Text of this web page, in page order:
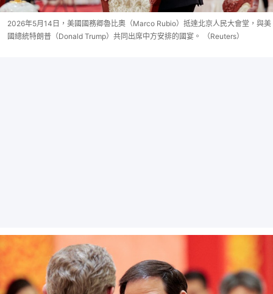
2026年5月14日，美國國務卿魯比奧（Marco Rubio）抵達北京人民大會堂，與美
國總統特朗普（Donald Trump）共同出席中方安排的國宴。 （Reuters）